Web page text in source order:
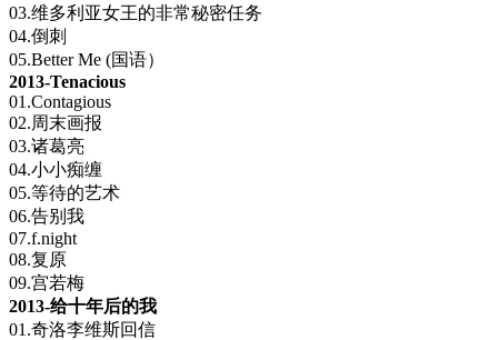
03.维多利亚女王的非常秘密任务
04.倒刺
05.Better Me (国语）
2013-Tenacious
01.Contagious
02.周末画报
03.诸葛亮
04.小小痴缠
05.等待的艺术
06.告别我
07.f.night
08.复原
09.宫若梅
2013-给十年后的我
01.奇洛李维斯回信